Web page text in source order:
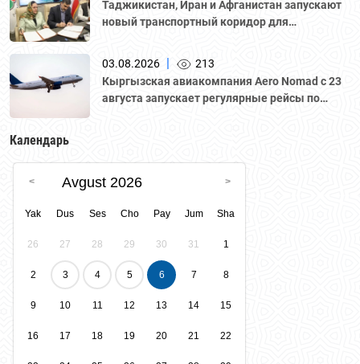
Таджикистан, Иран и Афганистан запускают
новый транспортный коридор для
03.08.2026 |
213
Кыргызская авиакомпания Aero Nomad с 23
августа запускает регулярные рейсы по
Календарь
Avgust 2026
Yak Dus Ses Cho Pay Jum Sha
26 27 28 29 30 31 1
2 3 4 5 6 7 8
9 10 11 12 13 14 15
16 17 18 19 20 21 22